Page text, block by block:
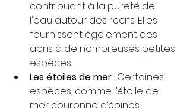
contribuant à la pureté de
l'eau autour des récifs. Elles
fournissent également des
abris à de nombreuses petites
espèces.
Les étoiles de mer : Certaines
espèces, comme l’étoile de